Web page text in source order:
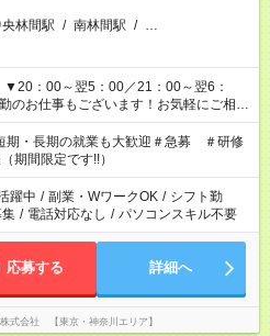
林間駅 / 南林間駅 / …
▼20：00～翌5：00／21：00～翌6：
・長期の就業も大歓迎＃急募 ＃研修
期間限定です!!）
躍中 / 副業・WワークOK / シフト勤
/ 電話対応なし / パソコンスキル不要
応募する 詳細へ
式会社 【東京・神奈川エリア】